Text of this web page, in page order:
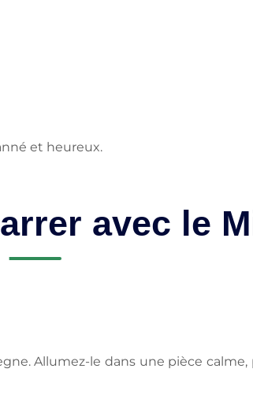
et heureux.
avec le
Allumez-le dans une pièce calme,